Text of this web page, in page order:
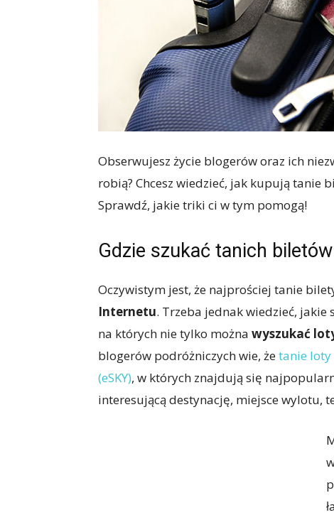
Obserwujesz życie blogerów oraz ich
robią? Chcesz wiedzieć, jak kupują tanie
Sprawdź, jakie triki ci w tym pomogą!
Gdzie szukać tanich
Oczywistym jest, że najprościej tanie
Internetu. Trzeba jednak wiedzieć,
na których nie tylko można wyszukać
blogerów podróżniczych wie, żetanie loty
(eSKY), w których znajdują się
interesującą destynację, miejsce wylotu,